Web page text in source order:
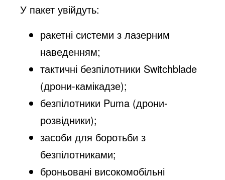
У пакет увійдуть:
ракетні системи з лазерним
наведенням;
тактичні безпілотники Switchblade
(дрони-камікадзе);
безпілотники Puma (дрони-
розвідники);
засоби для боротьби з
безпілотниками;
броньовані високомобільні